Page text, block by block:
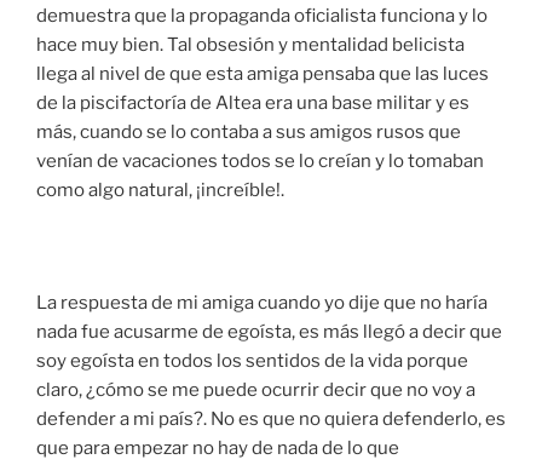
demuestra que la propaganda oficialista funciona y lo
hace muy bien. Tal obsesión y mentalidad belicista
llega al nivel de que esta amiga pensaba que las luces
de la piscifactoría de Altea era una base militar y es
más, cuando se lo contaba a sus amigos rusos que
venían de vacaciones todos se lo creían y lo tomaban
como algo natural, ¡increíble!.
La respuesta de mi amiga cuando yo dije que no haría
nada fue acusarme de egoísta, es más llegó a decir que
soy egoísta en todos los sentidos de la vida porque
claro, ¿cómo se me puede ocurrir decir que no voy a
defender a mi país?. No es que no quiera defenderlo, es
que para empezar no hay de nada de lo que